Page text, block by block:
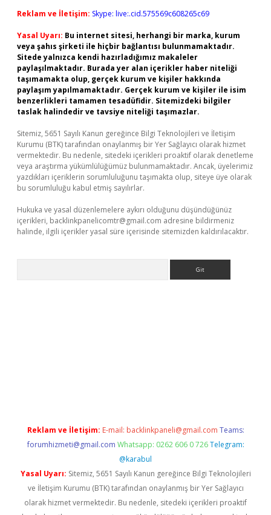
Reklam ve İletişim: Skype: live:.cid.575569c608265c69
Yasal Uyarı: Bu internet sitesi, herhangi bir marka, kurum
veya şahıs şirketi ile hiçbir bağlantısı bulunmamaktadır.
Sitede yalnızca kendi hazırladığımız makaleler
paylaşılmaktadır. Burada yer alan içerikler haber niteliği
taşımamakta olup, gerçek kurum ve kişiler hakkında
paylaşım yapılmamaktadır. Gerçek kurum ve kişiler ile isim
benzerlikleri tamamen tesadüfidir. Sitemizdeki bilgiler
taslak halindedir ve tavsiye niteliği taşımazlar.
Sitemiz, 5651 Sayılı Kanun gereğince Bilgi Teknolojileri ve İletişim
Kurumu (BTK) tarafından onaylanmış bir Yer Sağlayıcı olarak hizmet
vermektedir. Bu nedenle, sitedeki içerikleri proaktif olarak denetleme
veya araştırma yükümlülüğümüz bulunmamaktadır. Ancak, üyelerimiz
yazdıkları içeriklerin sorumluluğunu taşımakta olup, siteye üye olarak
bu sorumluluğu kabul etmiş sayılırlar.
Hukuka ve yasal düzenlemelere aykırı olduğunu düşündüğünüz
içerikleri, backlinkpanelicomtr@gmail.com adresine bildirmeniz
halinde, ilgili içerikler yasal süre içerisinde sitemizden kaldırılacaktır.
Reklam ve İletişim: E-mail: backlinkpaneli@gmail.com Teams:
forumhizmeti@gmail.com Whatsapp: 0262 606 0 726 Telegram:
@karabul
Yasal Uyarı: Sitemiz, 5651 Sayılı Kanun gereğince Bilgi Teknolojileri
ve İletişim Kurumu (BTK) tarafından onaylanmış bir Yer Sağlayıcı
olarak hizmet vermektedir. Bu nedenle, sitedeki içerikleri proaktif